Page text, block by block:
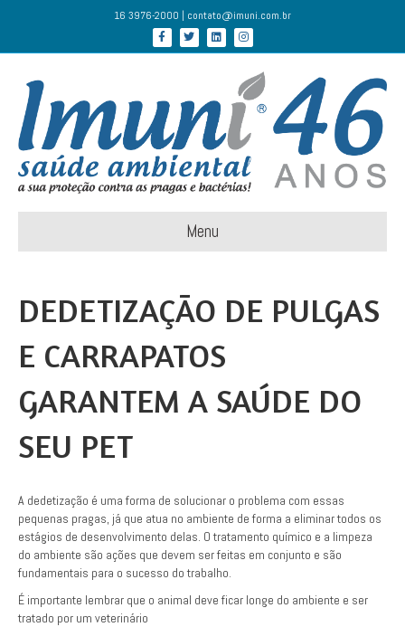
16 3976-2000 | contato@imuni.com.br
FacebookTwitterLinkedinInstagram
Menu
DEDETIZAÇÃO DE PULGAS
E CARRAPATOS
GARANTEM A SAÚDE DO
SEU PET
A dedetização é uma forma de solucionar o problema com essas
pequenas pragas, já que atua no ambiente de forma a eliminar todos os
estágios de desenvolvimento delas. O tratamento químico e a limpeza
do ambiente são ações que devem ser feitas em conjunto e são
fundamentais para o sucesso do trabalho.
É importante lembrar que o animal deve ficar longe do ambiente e ser
tratado por um veterinário